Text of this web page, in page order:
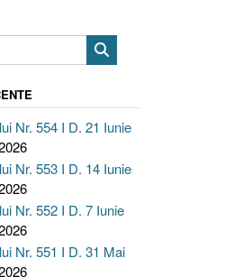
Nr. 554 I D. 21 Iunie
Nr. 553 I D. 14 Iunie
Nr. 552 I D. 7 Iunie
Nr. 551 I D. 31 Mai